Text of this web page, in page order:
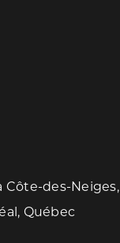
Côte-des-Neiges,
Québec